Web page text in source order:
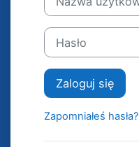
Hasło
Zaloguj się
Zapomniałeś hasła?